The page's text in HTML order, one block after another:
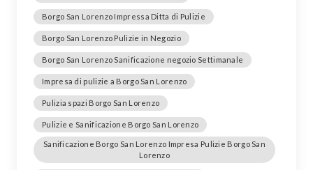
Borgo San Lorenzo Impressa Ditta di Pulizie
Borgo San Lorenzo Pulizie in Negozio
Borgo San Lorenzo Sanificazione negozio Settimanale
Impresa di pulizie a Borgo San Lorenzo
Pulizia spazi Borgo San Lorenzo
Pulizie e Sanificazione Borgo San Lorenzo
Sanificazione Borgo San Lorenzo Impresa Pulizie Borgo San
Lorenzo